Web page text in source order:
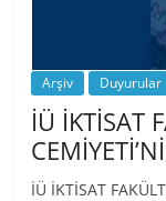
Arşiv Duyurular
İÜ İKTİSAT
İÜ İKTİSAT